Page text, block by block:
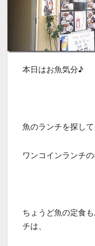
本日はお魚気分♪
魚のランチを探し
ワンコインランチの
ちょうど魚の定食
チは、